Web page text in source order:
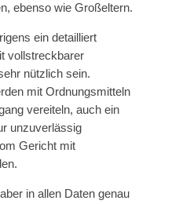
ebenso wie Großeltern.
ein detailliert
vollstreckbarer
nützlich sein.
mit Ordnungsmitteln
vereiteln, auch ein
unzuverlässig
Gericht mit
in allen Daten genau